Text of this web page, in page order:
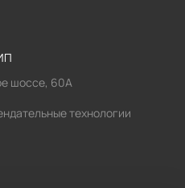
шоссе, 60А
технологии